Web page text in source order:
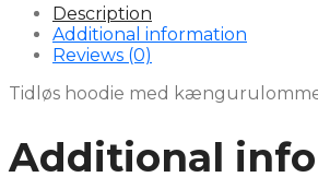
Description
Additional information
Reviews (0)
Tidløs hoodie med
Additional